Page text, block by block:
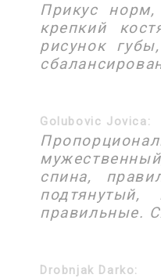
Прикус
крепкий
рисунок
Golubovic Jovica:
спина,
подтянутый,
правильные.
Drobnjak Darko: